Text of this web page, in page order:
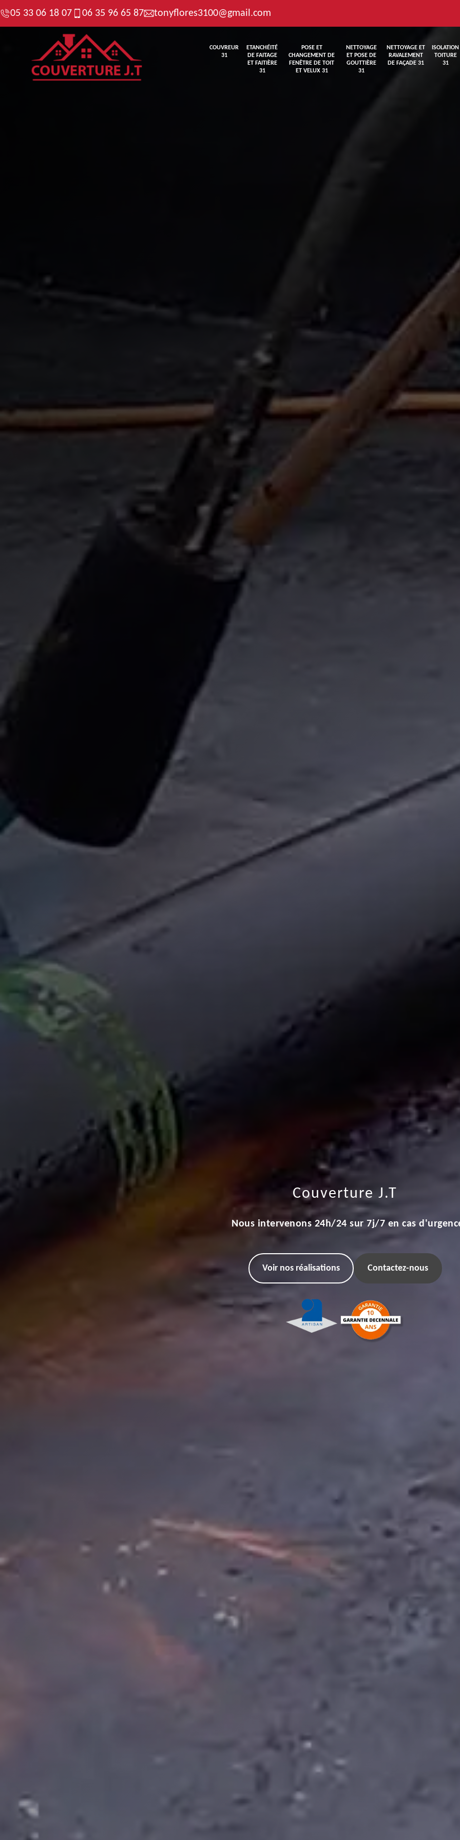
05 33 06 18 07 06 35 96 65 87 tonyflores3100@gmail.com
COUVREUR
31
ETANCHÉITÉ
DE FAITAGE
ET FAITIÈRE
31
POSE ET
CHANGEMENT DE
FENÊTRE DE TOIT
ET VELUX 31
NETTOYAGE
ET POSE DE
GOUTTIÈRE
31
NETTOYAGE ET
RAVALEMENT
DE FAÇADE 31
ISOLATION
TOITURE
31
Couverture J.T
Nous intervenons 24h/24 sur 7j/7 en cas
Voir nos réalisations Contactez-nous